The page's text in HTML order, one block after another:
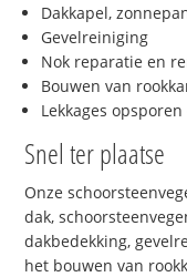
Dakkapel,
Gevelreiniging
Nok reparatie en
Bouwen van
Lekkages
Snel ter plaatse
Onze
dak,
dakbedekking,
het bouwen van